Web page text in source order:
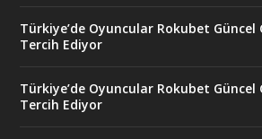
Türkiye’de Oyuncular Rokubet Güncel
Tercih Ediyor
Türkiye’de Oyuncular Rokubet Güncel
Tercih Ediyor